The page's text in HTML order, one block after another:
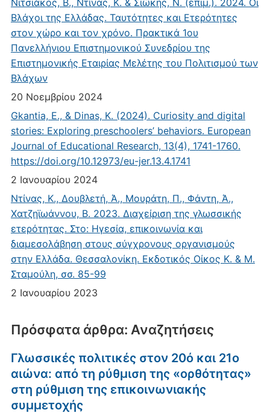
Βλάχοι της Ελλάδας. Ταυτότητες και Ετερότητες
στον χώρο και τον χρόνο. Πρακτικά 1ου
Πανελλήνιου Επιστημονικού Συνεδρίου της
Επιστημονικής Εταιρίας Μελέτης του Πολιτισμού των
Βλάχων
20 Νοεμβρίου 2024
Gkantia, E., & Dinas, K. (2024). Curiosity and digital
stories: Exploring preschoolers’ behaviors. European
Journal of Educational Research, 13(4), 1741-1760.
https://doi.org/10.12973/eu-jer.13.4.1741
2 Ιανουαρίου 2024
Ντίνας, Κ., Δουβλετή, Ά., Μουράτη, Π., Φάντη, Ά.,
Χατζηϊωάννου, Β. 2023. Διαχείριση της γλωσσικής
ετερότητας. Στο: Ηγεσία, επικοινωνία και
διαμεσολάβηση στους σύγχρονους οργανισμούς
στην Ελλάδα. Θεσσαλονίκη. Εκδοτικός Οίκος Κ. & Μ.
Σταμούλη, σσ. 85-99
2 Ιανουαρίου 2023
Πρόσφατα άρθρα: Αναζητήσεις
Γλωσσικές πολιτικές στον 20ό και 21ο
αιώνα: από τη ρύθμιση της «ορθότητας»
στη ρύθμιση της επικοινωνιακής
συμμετοχής